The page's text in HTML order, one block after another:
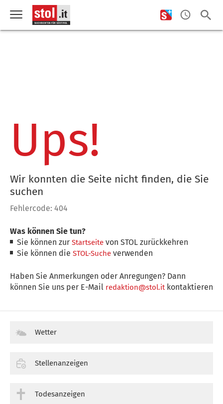
Ups!
Wir konnten die Seite nicht finden, die Sie
suchen
Fehlercode: 404
Was können Sie tun?
Sie können zurStartseite von STOL zurückkehren
Sie können dieSTOL-Suche verwenden
Haben Sie Anmerkungen oder Anregungen? Dann
können Sie uns per E-Mail redaktion@stol.itkontaktieren
Wetter
Stellenanzeigen
Todesanzeigen